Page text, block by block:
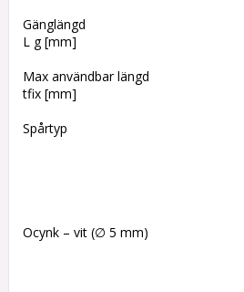
Gänglängd
L g [mm]
Max användbar längd
tfix [mm]
Spårtyp
Ocynk – vit (∅ 5 mm)